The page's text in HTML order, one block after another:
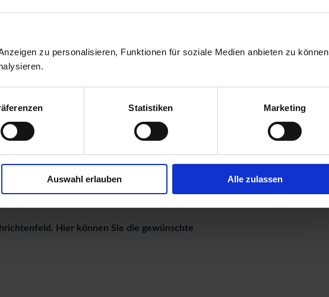
zu personalisieren, Funktionen für soziale Medien anbieten zu können
Statistiken Marketing
Auswahl erlauben Alle zulassen
zusätzlich berechnet. Die Pauschale
die Fracht in Ihr PLZ - Gebiet als gesonderte
unserer Homepage im
Hier können Sie die gewünschte